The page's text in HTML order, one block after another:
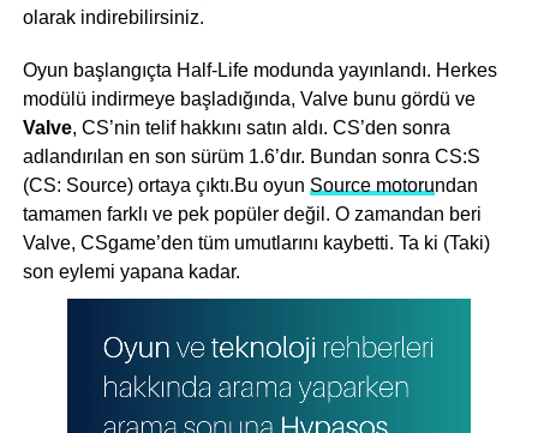
olarak indirebilirsiniz.
Oyun başlangıçta Half-Life modunda yayınlandı. Herkes
modülü indirmeye başladığında, Valve bunu gördü ve
Valve, CS’nin telif hakkını satın aldı. CS’den sonra
adlandırılan en son sürüm 1.6’dır. Bundan sonra CS:S
(CS: Source) ortaya çıktı.Bu oyun Source motorundan
tamamen farklı ve pek popüler değil. O zamandan beri
Valve, CSgame’den tüm umutlarını kaybetti. Ta ki (Taki)
son eylemi yapana kadar.